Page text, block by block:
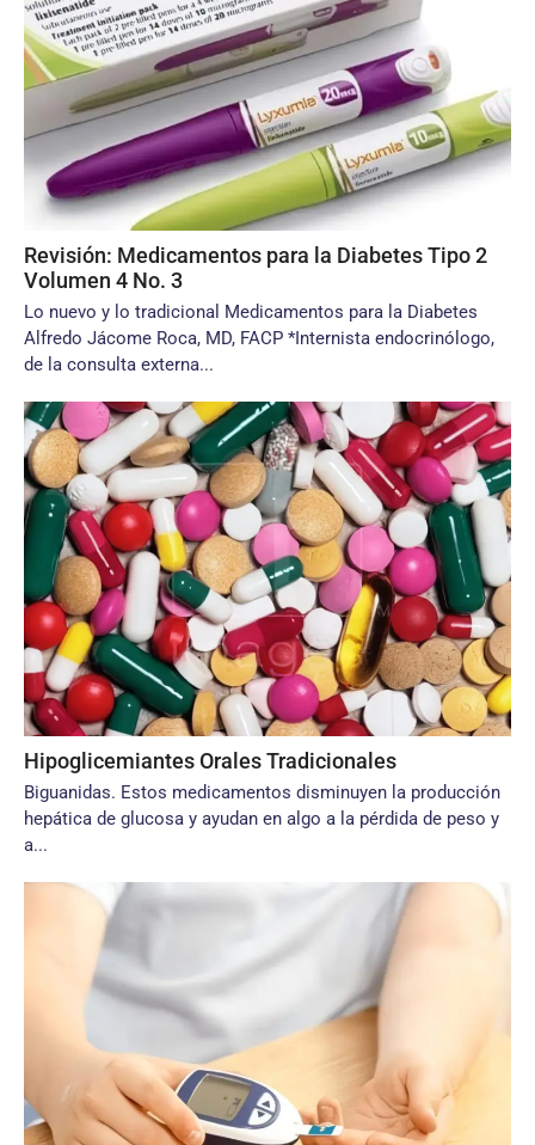
Revisión: Medicamentos para la Diabetes Tipo 2
Volumen 4 No. 3
Lo nuevo y lo tradicional Medicamentos para la Diabetes
Alfredo Jácome Roca, MD, FACP *Internista endocrinólogo,
de la consulta externa...
Hipoglicemiantes Orales Tradicionales
Biguanidas. Estos medicamentos disminuyen la producción
hepática de glucosa y ayudan en algo a la pérdida de peso y
a...